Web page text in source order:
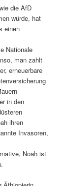
die AfD
würde, hat
einen
Nationale
man zahlt
erneuerbare
in den
ihren
Invasoren,
Noah ist